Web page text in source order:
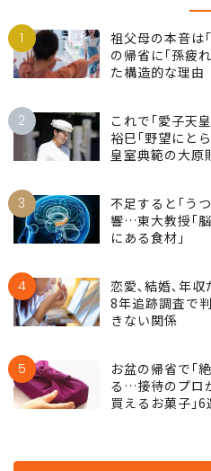
1
祖父母の本音
の帰省に｢孫疲
た構造的な理由
2
これで｢愛子天
裕巳｢野望にと
皇室典範の大原
3
不足すると｢う
響…東大教授｢
にある食材｣
4
恋愛､結婚､年
8年追跡調査で
きない関係
5
お盆の帰省で｢
る…接待のプロ
買えるお菓子｣6